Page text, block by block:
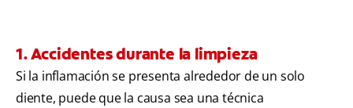
1. Accidentes durante la limpieza
Si la inflamación se presenta alrededor de un solo
diente, puede que la causa sea una técnica